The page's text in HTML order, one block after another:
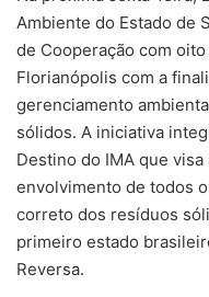
Ambiente do Estado de
de Cooperação com
Florianópolis com a
gerenciamento
sólidos. A iniciativa
Destino do IMA que
envolvimento de todos
correto dos resíduos
primeiro estado
Reversa.